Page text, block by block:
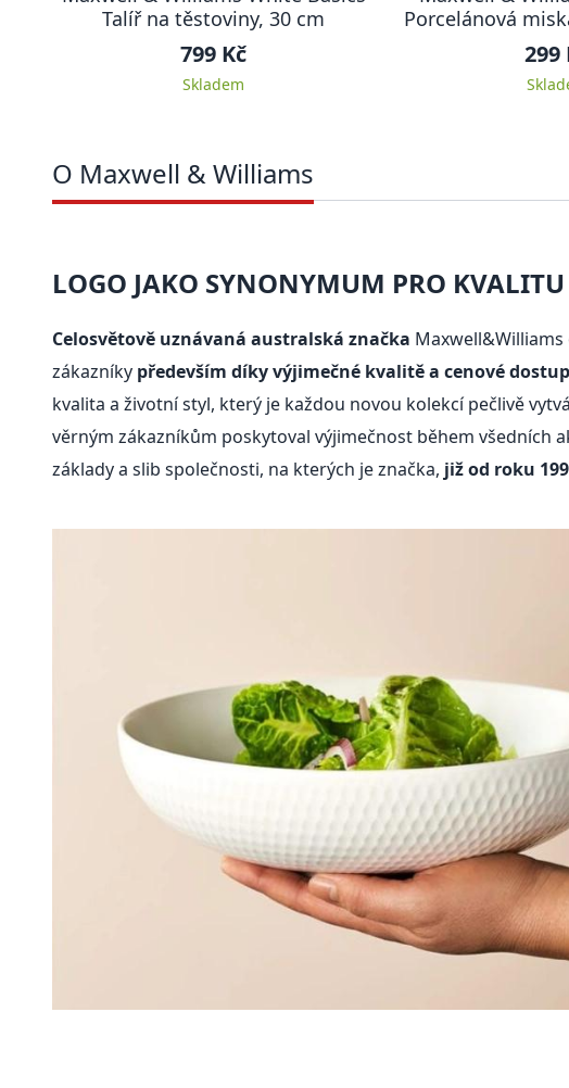
Talíř na těstoviny, 30 cm
799 Kč
Skladem
Porcelánová
299
O Maxwell & Williams
LOGO JAKO SYNONYMUM PRO KVALITU
Celosvětově uznávaná australská značka Maxwell&Williams
zákazníky především díky výjimečné kvalitě a cenové
kvalita a životní styl, který je každou novou kolekcí pečlivě
věrným zákazníkům poskytoval výjimečnost během všedních
základy a slib společnosti, na kterých je značka, již od roku